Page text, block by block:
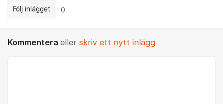
Följ inlägget 0
Kommentera eller skriv ett nytt inlägg